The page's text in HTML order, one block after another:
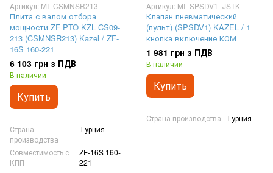
Артикул: MI_CSMNSR213
Плита с валом отбора
мощности ZF PTO KZL CS09-
213 (CSMNSR213) Kazel / ZF-
16S 160-221
6 103 грн з ПДВ
В наличии
Купить
Страна
производства
Турция
Совместимость с
КПП
ZF-16S 160-
221
Артикул: MI_SPSDV1_JSTK
Клапан пневматический
(пульт) (SPSDV1) KAZEL / 1
кнопка включение КОМ
1 981 грн з ПДВ
В наличии
Купить
Страна производства Турция